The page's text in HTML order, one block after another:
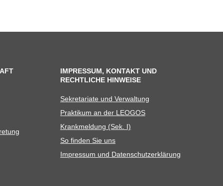
IMPRESSUM, KONTAKT UND
RECHTLICHE HINWEISE
Sekre­ta­riate und Verwaltung
Prak­ti­kum an der LEOGOS
Krank­mel­dung (Sek. I)
So fin­den Sie uns
Impres­sum und Datenschutzerklärung